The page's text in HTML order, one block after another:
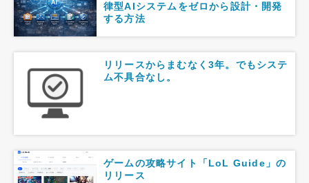
律型AIシステムをゼロから設計・開発
する方法
リリースからまむなく3年。でもシステ
ム不具合なし。
ゲームの攻略サイト「LoL Guide」の
リリース